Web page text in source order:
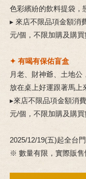
色彩繽紛的飲料提袋，
▸ 來店不限品項金額消
元/個，不限加購及購買
✦ 有喝有保佑盲盒
月老、財神爺、土地公
放在桌上好運跟著馬上
▸來店不限品項金額消
元/個，不限加購及購買
2025/12/19(五)起全台
※ 數量有限，實際販售